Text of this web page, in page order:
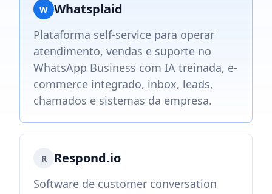
W Whatsplaid
Plataforma self-service para operar
atendimento, vendas e suporte no
WhatsApp Business com IA treinada, e-
commerce integrado, inbox, leads,
chamados e sistemas da empresa.
R Respond.io
Software de customer conversation